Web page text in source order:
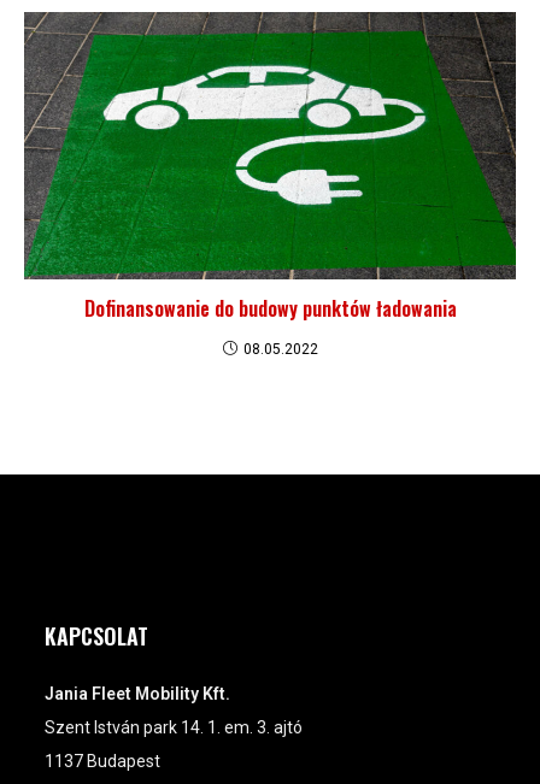
Dofinansowanie do budowy punktów ładowania
08.05.2022
KAPCSOLAT
Jania Fleet Mobility Kft.
Szent István park 14. 1. em. 3. ajtó
1137 Budapest